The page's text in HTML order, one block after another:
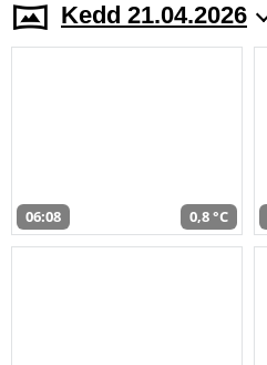
Kedd 21.04.2026
06:08 0,8 °C